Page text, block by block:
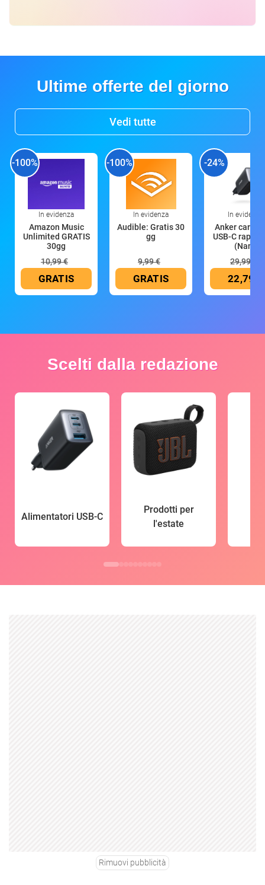
Ultime offerte del giorno
Vedi tutte
-100%
In evidenza
Amazon Music
Unlimited GRATIS
30gg
10,99 €
GRATIS
-100%
In evidenza
Audible: Gratis 30
gg
9,99 €
GRATIS
-24%
In evidenza
Anker
USB-C rapido
(Nano
29,99 €
22,79 €
Scelti dalla redazione
Alimentatori USB-C
Prodotti per
l'estate
Rimuovi pubblicità